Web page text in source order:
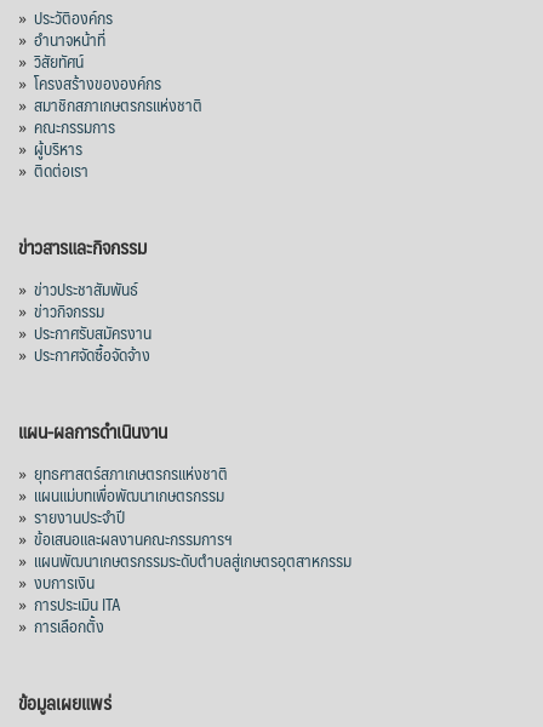
» ประวัติองค์กร
» อำนาจหน้าที่
» วิสัยทัศน์
» โครงสร้างขององค์กร
» สมาชิกสภาเกษตรกรแห่งชาติ
» คณะกรรมการ
» ผู้บริหาร
» ติดต่อเรา
ข่าวสารและกิจกรรม
» ข่าวประชาสัมพันธ์
» ข่าวกิจกรรม
» ประกาศรับสมัครงาน
» ประกาศจัดซื้อจัดจ้าง
แผน-ผลการดำเนินงาน
» ยุทธศาสตร์สภาเกษตรกรแห่งชาติ
» แผนแม่บทเพื่อพัฒนาเกษตรกรรม
» รายงานประจำปี
» ข้อเสนอและผลงานคณะกรรมการฯ
» แผนพัฒนาเกษตรกรรมระดับตำบลสู่เกษตรอุตสาหกรรม
» งบการเงิน
» การประเมิน ITA
» การเลือกตั้ง
ข้อมูลเผยแพร่